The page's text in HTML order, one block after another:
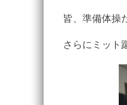
皆、準備体操
さらにミット